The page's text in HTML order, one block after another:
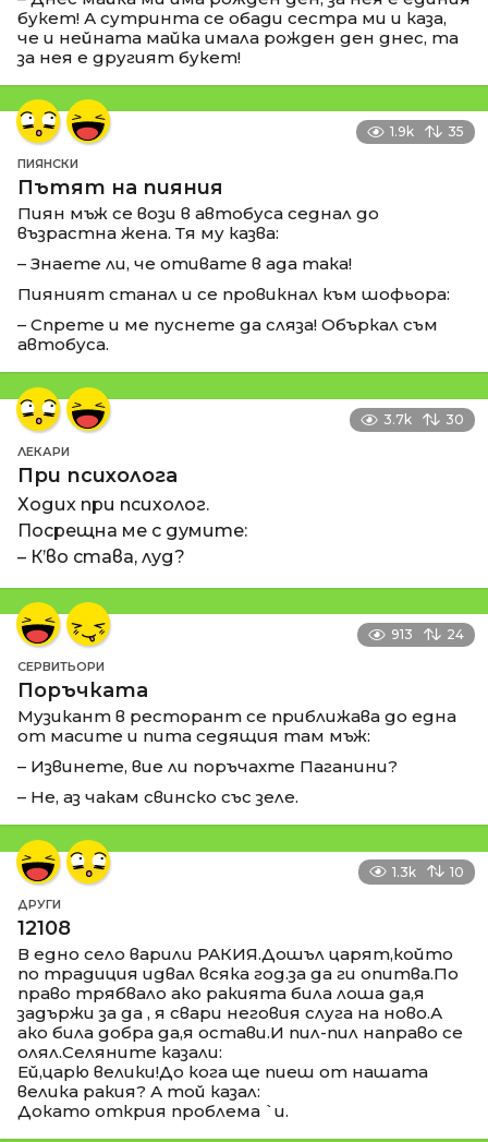
букет! А сутринта се обади сестра ми и каза,
че и нейната майка имала рожден ден днес, та
за нея е другият букет!
1.9k 35
ПИЯНСКИ
Пътят на пияния
Пиян мъж се вози в автобуса седнал до
възрастна жена. Тя му казва:
– Знаете ли, че отивате в ада така!
Пияният станал и се провикнал към шофьора:
– Спрете и ме пуснете да сляза! Объркал съм
автобуса.
3.7k 30
ЛЕКАРИ
При психолога
Ходих при психолог.
Посрещна ме с думите:
– К’во става, луд?
913 24
СЕРВИТЬОРИ
Поръчката
Музикант в ресторант се приближава до една
от масите и пита седящия там мъж:
– Извинете, вие ли поръчахте Паганини?
– Не, аз чакам свинско със зеле.
1.3k 10
ДРУГИ
12108
В едно село варили РАКИЯ.Дошъл царят,който
по традиция идвал всяка год.за да ги опитва.По
право трябвало ако ракията била лоша да,я
задържи за да , я свари неговия слуга на ново.А
ако била добра да,я остави.И пил-пил направо се
олял.Селяните казали:
Ей,царю велики!До кога ще пиеш от нашата
велика ракия? А той казал:
Докато открия проблема `и.